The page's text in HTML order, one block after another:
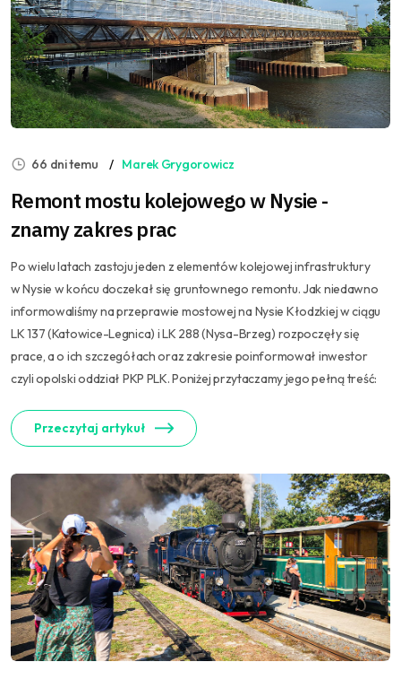
66 dni temu Marek Grygorowicz
Remont mostu kolejowego w Nysie -
znamy zakres prac
Po wielu latach zastoju jeden z elementów kolejowej infrastruktury
w Nysie w końcu doczekał się gruntownego remontu. Jak niedawno
informowaliśmy na przeprawie mostowej na Nysie Kłodzkiej w ciągu
LK 137 (Katowice-Legnica) i LK 288 (Nysa-Brzeg) rozpoczęły się
prace, a o ich szczegółach oraz zakresie poinformował inwestor
czyli opolski oddział PKP PLK. Poniżej przytaczamy jego pełną treść:
Przeczytaj artykuł